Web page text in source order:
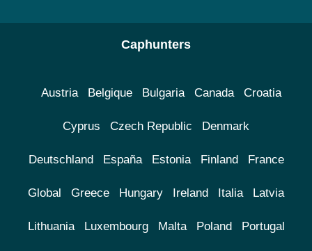
Caphunters
Austria Belgique Bulgaria Canada Croatia
Cyprus Czech Republic Denmark
Deutschland España Estonia Finland France
Global Greece Hungary Ireland Italia Latvia
Lithuania Luxembourg Malta Poland Portugal